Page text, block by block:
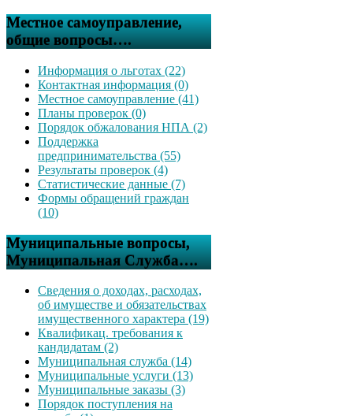
Местное самоуправление,
общие вопросы….
Информация о льготах (22)
Контактная информация (0)
Местное самоуправление (41)
Планы проверок (0)
Порядок обжалования НПА (2)
Поддержка
предпринимательства (55)
Результаты проверок (4)
Статистические данные (7)
Формы обращений граждан
(10)
Муниципальные вопросы,
Муниципальная Служба….
Сведения о доходах, расходах,
об имуществе и обязательствах
имущественного характера (19)
Квалификац. требования к
кандидатам (2)
Муниципальная служба (14)
Муниципальные услуги (13)
Муниципальные заказы (3)
Порядок поступления на